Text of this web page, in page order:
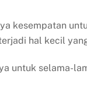
kesempatan
hal kecil
untuk selama-